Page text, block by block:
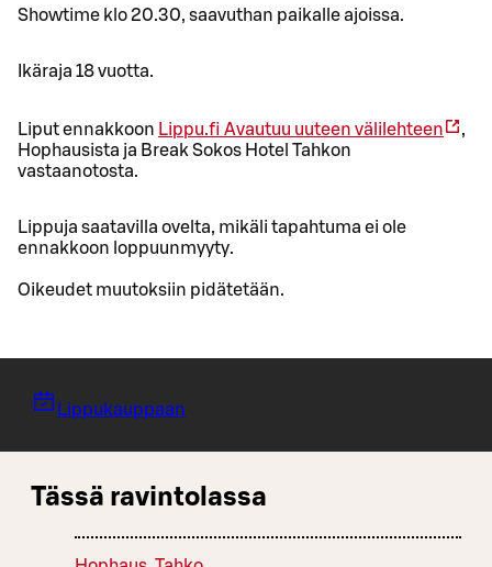
Showtime klo 20.30, saavuthan paikalle ajoissa.
Ikäraja 18 vuotta.
Liput ennakkoon Lippu.fi Avautuu uuteen välilehteen
,
Hophausista ja Break Sokos Hotel Tahkon
vastaanotosta.
Lippuja saatavilla ovelta, mikäli tapahtuma ei ole
ennakkoon loppuunmyyty.
Oikeudet muutoksiin pidätetään.
Lippukauppaan
Tässä ravintolassa